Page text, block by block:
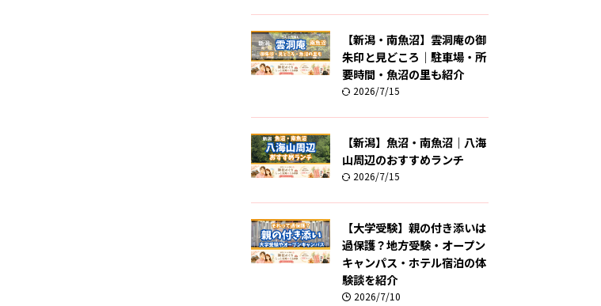
【新潟・南魚沼】雲洞庵の御
朱印と見どころ｜駐車場・所
要時間・魚沼の里も紹介
2026/7/15
【新潟】魚沼・南魚沼｜八海
山周辺のおすすめランチ
2026/7/15
【大学受験】親の付き添いは
過保護？地方受験・オープン
キャンパス・ホテル宿泊の体
験談を紹介
2026/7/10